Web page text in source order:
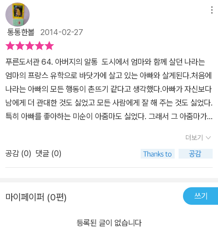
한 입담으로 바닷가 마을 ‘큰말’의 정취를 눈앞에 보듯 그리고 있다.
작가는 어린 시절을 보낸 가덕도에서의 추억과 어업에 종사했던 경험
을 살려 어촌의 생활상을 놀랍도록 사실적으로 재현했다. 또한 금방
이라도 책 속에서 튀어나올 듯이 생생한 캐릭터들도 『아버지의 알통』
을 읽는 묘미라 할 수 있다. 나라와 함께 큰말 사총사로 거듭난 명애,
동월, 영태 그리고 어수룩하지만 순박하고, 그 누구보다 큰말을 사랑
하는 나라의 아버지 ‘박병달’까지 다채로운 인물들로 가득하다. 작가
박형권의 분신이자 『아버지의 알통』의 중심인물인 박병달은 천생 바
다 사람이며, 사랑하는 딸 나라에게 직접 지은 시를 헌정하는 ‘딸바
하며 차츰 그의 삶을 이해하게 된다. 『아버지의 알통』 속 바다는 여름
주민들의 애환과 나라의 달콤쌉싸름한 사춘기가 스며 있는 묵직한 바
다다. 그 위에 나라의 우정과 사랑, 친구 영태의 실종 등 감칠맛 나는
던 유일무이한 바다 이야기를 빚어냈다. 『아버지의 알통』은 도시에
통통한볼 2014-02-27
푸른도서관 64. 아버지의 알통 도시에서 엄마와 함께 살던 나라는
엄마의 프랑스 유학으로 바닷가에 살고 있는 아빠와 살게된다.처음에
나라는 아빠의 모든 행동이 촌뜨기 같다고 생각했다.아빠가 자신보다
남에게 더 관대한 것도 싫었고 모든 사람에게 잘 해 주는 것도 싫었다.
특히 아빠를 좋아하는 미순이 아줌마도 싫었다. 그래서 그 아줌마가
닷가 냄새도 모든 것이 싫었다.그리고 나라의 학교에서도 문제가 일
어났다.학교 짱인 명애하고도 싸우게 되었다. 그 뒤 화해의 의미로 명
애와 명애의 오빠 명후가 찾아왔다. 나라는 명애보다 명후에게 더 관
의 생활이 익숙해졌다.그리고 친구 3명이 생겼다.바로 명애와 동월이
러 나갔다.이렇게 나라는 웬지 바닷가 생활이 좋았고 아빠도 좋아졌
더보기
공감 (0) 댓글 (0)
마이페이퍼 (0편) 쓰기
등록된 글이 없습니다